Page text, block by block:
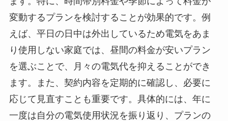
変動するプランを検討することが効果的です。例
えば、平日の日中は外出しているため電気をあま
り使用しない家庭では、昼間の料金が安いプラン
を選ぶことで、月々の電気代を抑えることができ
ます。また、契約内容を定期的に確認し、必要に
応じて見直すことも重要です。具体的には、年に
一度は自分の電気使用状況を振り返り、プランの